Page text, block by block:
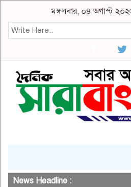
মঙ্গলবার, ০৪ অগাস্ট
News Headline :